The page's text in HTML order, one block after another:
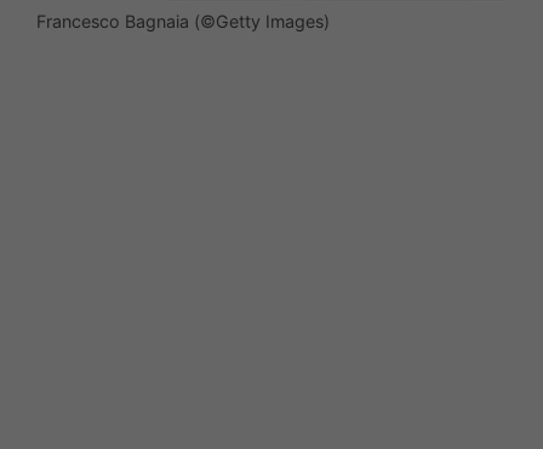
Francesco Bagnaia (©Getty Images)